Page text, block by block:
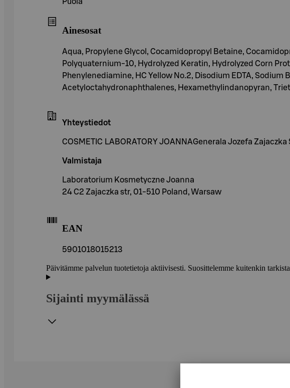
Puola
Ainesosat
Aqua, Propylene Glycol, Cocamidopropyl Betaine,
Polyquaternium-10, Hydrolyzed Keratin, Hydrolyzed Corn
Phenylenediamine, HC Yellow No.2, Disodium EDTA,
Acetyloctahydronaphthalenes, Hexamethylindanopyran,
Yhteystiedot
COSMETIC LABORATORY JOANNAGenerala Jozefa
Valmistaja
Laboratorium Kosmetyczne Joanna
24 C2 Zajaczka str, 01-510 Poland, Warsaw
EAN
5901018015213
Päivitämme palvelun tuotetietoja aktiivisesti. Suosittelemme kuitenkin
Sijainti myymälässä